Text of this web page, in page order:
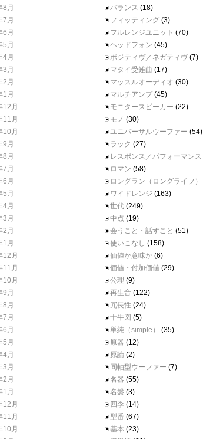
8月
7月
6月
5月
4月
3月
2月
1月
12月
11月
10月
9月
8月
7月
6月
5月
4月
3月
2月
1月
12月
11月
10月
9月
8月
7月
6月
5月
4月
3月
2月
1月
12月
11月
10月
バランス (18)
フィッティング (3)
フルレンジユニット (70)
ヘッドフォン (45)
ポジティヴ／ネガティヴ(7)
マタイ受難曲 (17)
マッスルオーディオ (30)
マルチアンプ (45)
モニタースピーカー (22)
モノ (30)
ユニバーサルウーファー (54)
ラック (27)
レスポンス／パフォーマンス
ロマン (58)
ロングラン（ロングライフ）
ワイドレンジ (163)
世代 (249)
中点 (19)
会うこと・話すこと (51)
使いこなし (158)
価値か意味か (6)
価値・付加価値 (29)
公理 (9)
再生音 (122)
冗長性 (24)
十牛図 (5)
単純（simple）
(35)
原器 (12)
原論 (2)
同軸型ウーファー (7)
名器 (55)
名盤 (3)
四季 (14)
型番 (67)
基本 (23)